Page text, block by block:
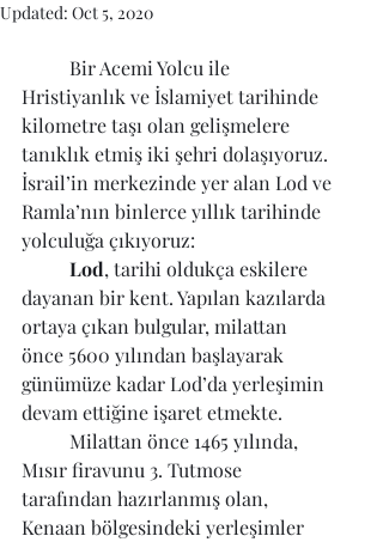
Updated: Oct 5, 2020
Hristiyanlık ve İslamiyet tarihinde
kilometre taşı olan gelişmelere
tanıklık etmiş iki şehri dolaşıyoruz.
İsrail’in merkezinde yer alan Lod ve
Ramla’nın binlerce yıllık tarihinde
yolculuğa çıkıyoruz:
Lod, tarihi oldukça eskilere
dayanan bir kent. Yapılan kazılarda
ortaya çıkan bulgular, milattan
önce 5600 yılından başlayarak
günümüze kadar Lod’da yerleşimin
devam ettiğine işaret etmekte.
Mısır firavunu 3. Tutmose
tarafından hazırlanmış olan,
Kenaan bölgesindeki yerleşimler